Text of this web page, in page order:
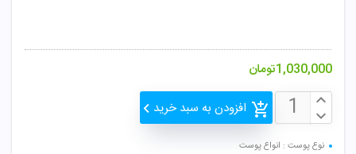
1,030,000تومان
افزودن به سبد خرید
نوع پوست : انواع پوست